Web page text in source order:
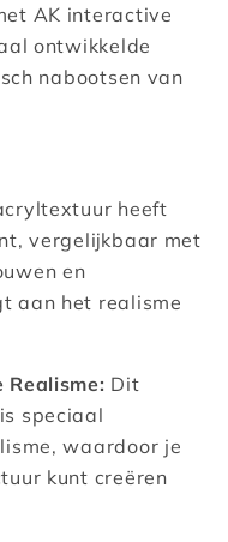
AK interactive
ontwikkelde
nabootsen van
heeft
vergelijkbaar met
en
aan het realisme
Dit
speciaal
waardoor je
kunt creëren